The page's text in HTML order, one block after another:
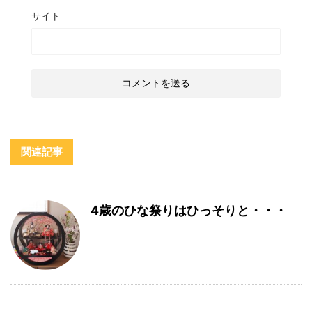
サイト
関連記事
4歳のひな祭りはひっそりと・・・